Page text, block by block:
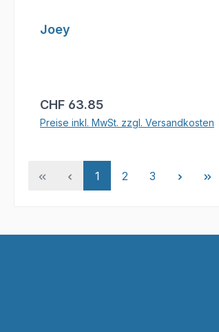
Joey
Regulärer Preis:
CHF 63.85
Preise inkl. MwSt. zzgl. Versandkosten
Seite
1 Seite
2 Seite
3